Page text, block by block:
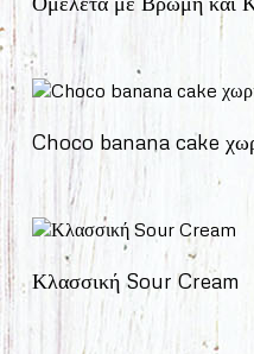
Choco banana cake
Κλασσική Sour Cream